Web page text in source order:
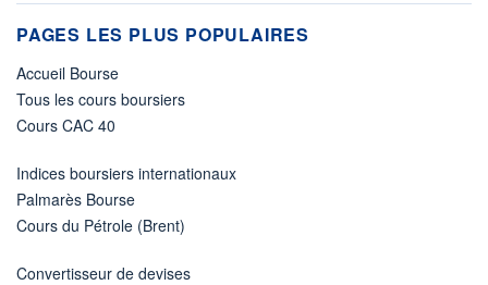
PAGES LES PLUS POPULAIRES
Accueil Bourse
Tous les cours boursiers
Cours CAC 40
Indices boursiers internationaux
Palmarès Bourse
Cours du Pétrole (Brent)
Convertisseur de devises